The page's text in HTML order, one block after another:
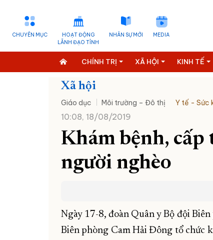
CHUYÊN MỤC
HOẠT ĐỘNG
LÃNH ĐẠO TỈNH
NHÂN SỰ MỚI MEDIA
CHÍNH TRỊ XÃ HỘI KINH TẾ
Xã hội
Giáo dục Môi trường – Đô thị Y tế - Sức
10:08, 18/08/2019
Khám bệnh,
người nghèo
Ngày 17-8, đoàn Quân y Bộ đội
Biên phòng Cam Hải Đông tổ chức